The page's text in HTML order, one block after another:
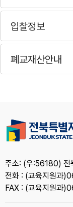
입찰정보
폐교재산안내
주소: (우:56180) 전
전화 : (교육지원과
FAX : (교육지원과